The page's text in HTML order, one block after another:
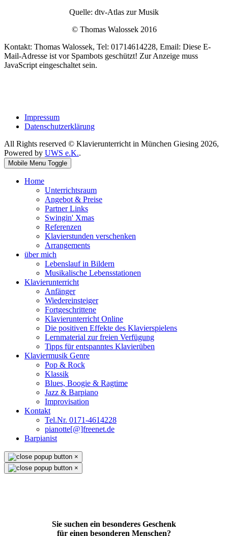
Quelle: dtv-Atlas zur Musik
© Thomas Walossek 2016
Kontakt: Thomas Walossek, Tel: 01714614228, Email: Diese E-
Mail-Adresse ist vor Spambots geschützt! Zur Anzeige muss
JavaScript eingeschaltet sein.
Impressum
Datenschutzerklärung
All Rights reserved © Klavierunterricht in München Giesing 2026,
Powered by UWS e.K..
Mobile Menu Toggle
Home
Unterrichtsraum
Angebot & Preise
Partner Links
Swingin' Xmas
Referenzen
Klavierstunden verschenken
Arrangements
über mich
Lebenslauf in Bildern
Musikalische Lebensstationen
Klavierunterricht
Anfänger
Wiedereinsteiger
Fortgeschrittene
Klavierunterricht Online
Die positiven Effekte des Klavierspielens
Lernmaterial zur freien Verfügung
Tipps für entspanntes Klavierüben
Klaviermusik Genre
Pop & Rock
Klassik
Blues, Boogie & Ragtime
Jazz & Barpiano
Improvisation
Kontakt
Tel.Nr. 0171-4614228
pianotte[@]freenet.de
Barpianist
×
×
Sie suchen ein besonderes Geschenk
für einen besonderen Menschen?